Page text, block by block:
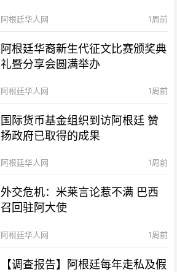
阿根廷华人网 1周前
阿根廷华裔新生代征文比赛颁奖典
礼暨分享会圆满举办
阿根廷华人网 1周前
国际货币基金组织到访阿根廷 赞
扬政府已取得的成果
阿根廷华人网 1周前
外交危机：米莱言论惹不满 巴西
召回驻阿大使
阿根廷华人网 1周前
【调查报告】阿根廷每年走私及假